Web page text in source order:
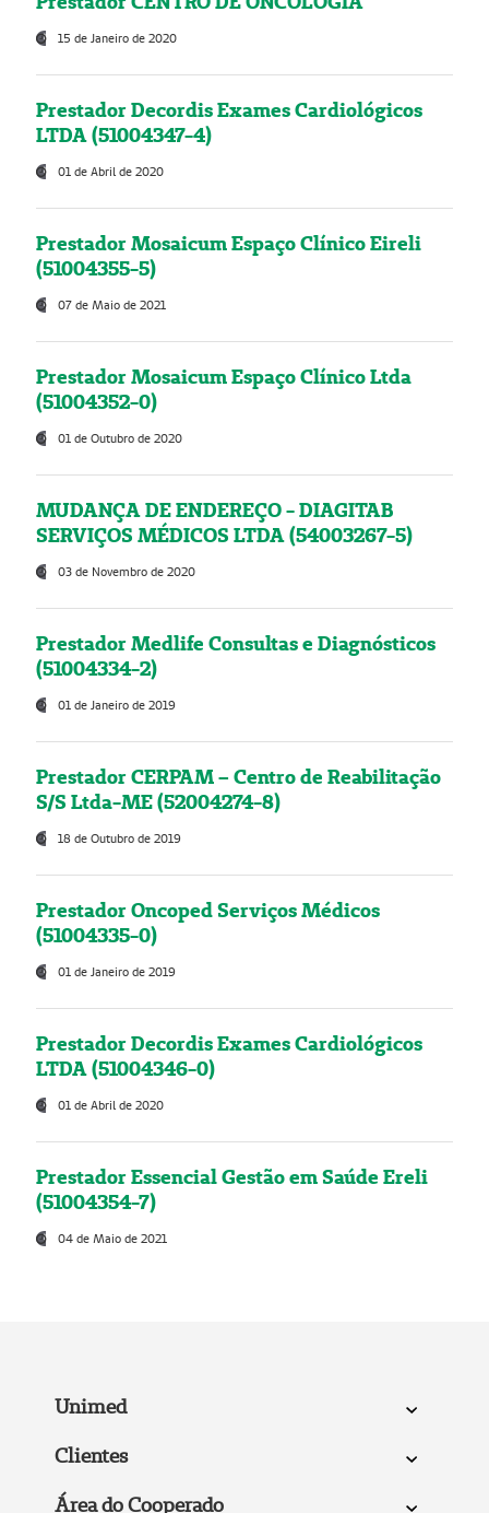
15 de Janeiro de 2020
Prestador Decordis Exames Cardiológicos
LTDA (51004347-4)
01 de Abril de 2020
Prestador Mosaicum Espaço Clínico Eireli
(51004355-5)
07 de Maio de 2021
Prestador Mosaicum Espaço Clínico Ltda
(51004352-0)
01 de Outubro de 2020
MUDANÇA DE ENDEREÇO - DIAGITAB
SERVIÇOS MÉDICOS LTDA (54003267-5)
03 de Novembro de 2020
Prestador Medlife Consultas e Diagnósticos
(51004334-2)
01 de Janeiro de 2019
Prestador CERPAM – Centro de Reabilitação
S/S Ltda-ME (52004274-8)
18 de Outubro de 2019
Prestador Oncoped Serviços Médicos
(51004335-0)
01 de Janeiro de 2019
Prestador Decordis Exames Cardiológicos
LTDA (51004346-0)
01 de Abril de 2020
Prestador Essencial Gestão em Saúde Ereli
(51004354-7)
04 de Maio de 2021
Unimed
Clientes
Área do Cooperado